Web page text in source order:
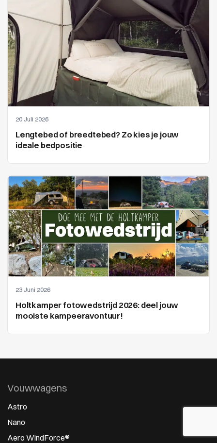
20 Juli 2026
Lengtebed of breedtebed? Zo kies je jouw
ideale bedpositie
23 Juni 2026
Holtkamper fotowedstrijd 2026: deel jouw
mooiste kampeeravontuur!
Vouwwagens
Astro
Nano
Aero WindForce®